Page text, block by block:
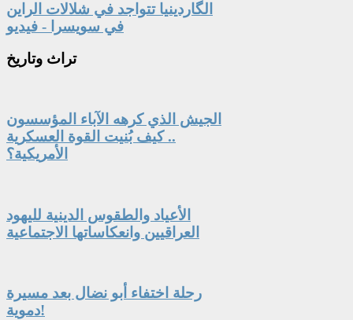
الگاردينيا تتواجد في شلالات الراين
في سويسرا - فيديو
تراث وتاريخ
الجيش الذي كرهه الآباء المؤسسون
.. كيف بُنيت القوة العسكرية
الأمريكية؟
الأعياد والطقوس الدينية لليهود
العراقيين وانعكاساتها الاجتماعية
رحلة اختفاء أبو نضال بعد مسيرة
دموية!